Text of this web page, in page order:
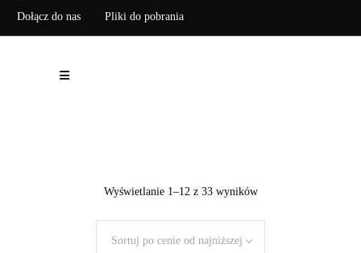
Dołącz do nas Pliki do pobrania
Wyświetlanie 1–12 z 33 wynikówPosortowane
Sortuj po cenie od najniższej